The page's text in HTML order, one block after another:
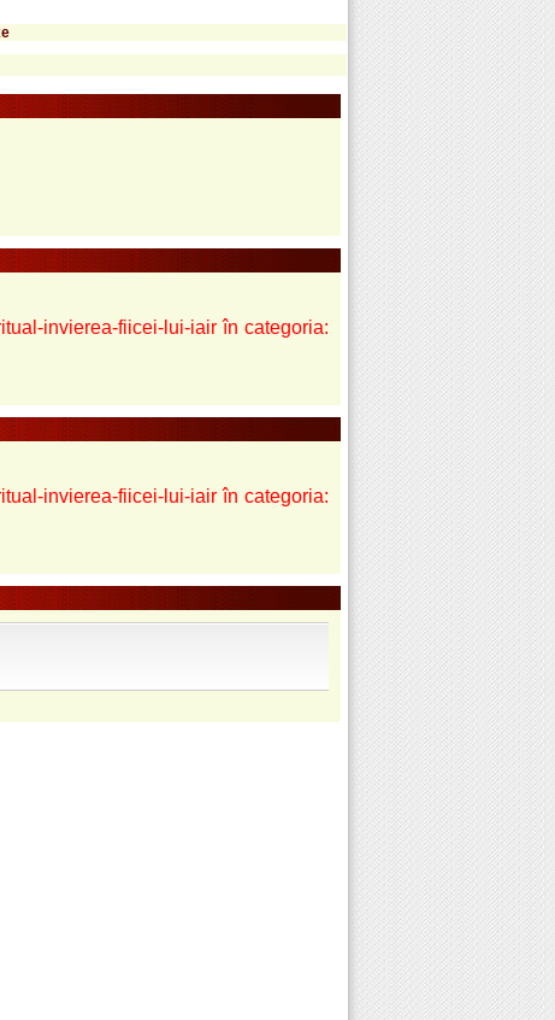
invierea-fiicei-lui-iair în categoria:
invierea-fiicei-lui-iair în categoria: